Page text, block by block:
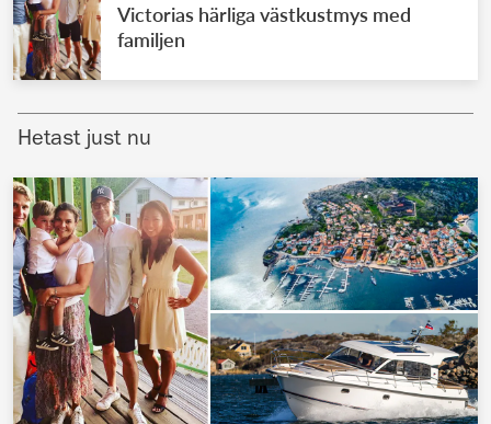
Svenska kungahuset
Brittiska kungahuset
Nederländska kungahuset
Belgiska kungahuset
Jordanska kungahuset
Luxemburgska storhertighuset
Japanska kejsarhuset
Thailändska kungahuset
REDAKTION
Victorias härliga västkustmys med
familjen
Hetast just nu